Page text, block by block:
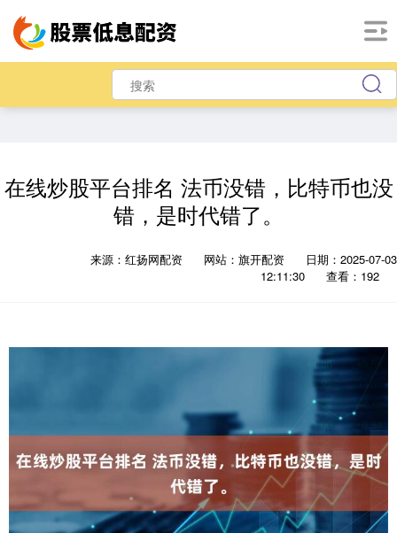
在线炒股平台排名 法币没错，比特币也没
错，是时代错了。
来源：红扬网配资 网站：旗开配资
日期：2025-07-03
12:11:30
查看：192